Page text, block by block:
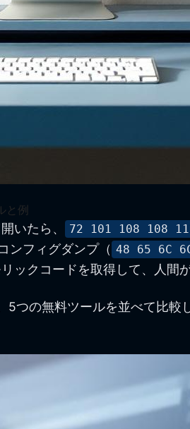
と例
いたら、 72 101 108 108
ンフィグダンプ（ 48 65 6C
ックコードを取得して、人間
つの無料ツールを並べて比